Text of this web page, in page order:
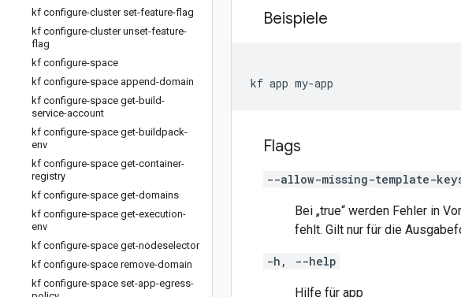
kf configure-cluster set-feature-flag
kf configure-cluster unset-feature-
flag
kf configure-space
kf configure-space append-domain
kf configure-space get-build-
service-account
kf configure-space get-buildpack-
env
kf configure-space get-container-
registry
kf configure-space get-domains
kf configure-space get-execution-
env
kf configure-space get-nodeselector
kf configure-space remove-domain
kf configure-space set-app-egress-
Beispiele
kf app my-app
Flags
--allow-missing-template-
Bei „true“ werden Fehler in
fehlt. Gilt nur für die
-h, --help
Hilfe für app